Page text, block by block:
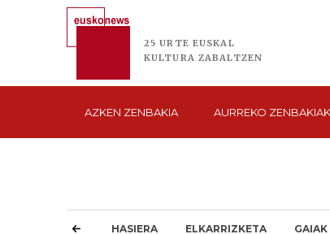
25 URTE EUSKAL
KULTURA ZABALTZEN
AZKEN ZENBAKIA AURREKO ZENBAKIAK
HASIERA ELKARRIZKETA GAIAK